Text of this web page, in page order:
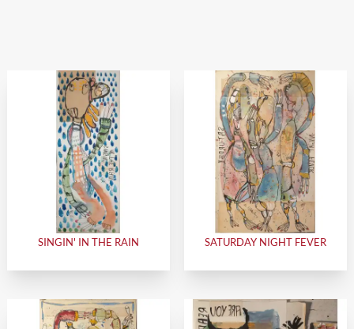
SINGIN' IN THE RAIN SATURDAY NIGHT FEVER